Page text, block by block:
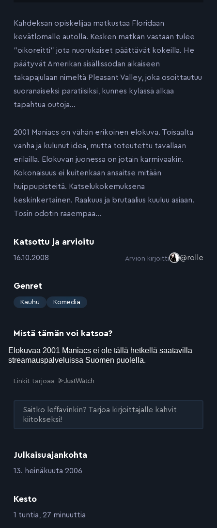
Julkaisuajankohta
:13. heinäkuuta 2006
Kesto
:1 tuntia, 27 minuuttia
Kahdeksan opiskelijaa matkustaa Floridaan
kevätlomalle autolla. Kesken matkan vastaan tulee
”oikoreitti” jota nuorukaiset päättävät kokeilla. He
päätyvät Amerikan sisällissodan aikaiseen
takapajulaan nimeltä Pleasant Valley, joka osoittautuu
suoranaiseksi paratiisiksi, kunnes kylässä alkaa
tapahtua outoja…
2001 Maniacs on vähän erikoinen elokuva. Toisaalta
vanha ja kulunut idea, mutta toteutettu tavallaan
erilailla. Elokuvan juonessa on jotain karmivaakin.
Kokonaisuus ei kuitenkaan ansaitse mitään
huippupisteitä. Katselukokemuksena
keskinkertainen. Raakuus ja brutaalius kuuluu asiaan.
Tosin odotin raaempaa…
Katsottu ja arvioitu
:16.10.2008 Arvion kirjoitti @rolle
Genret
: Kauhu Komedia
Mistä tämän voi katsoa?
Linkit tarjoaa
Saitko leffavinkin? Tarjoa kirjoittajalle kahvit
kiitokseksi!